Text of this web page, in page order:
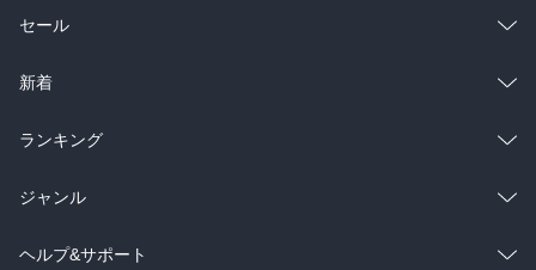
総合
ラノベ
雑誌・グラビア
BL・TL
セール
総合
ラノベ
雑誌・グラビア
BL・TL
新着
総合
ラノベ
雑誌・グラビア
ランキング
総合
ラノベ
ジャンル
コミック
ヘルプ&サポート